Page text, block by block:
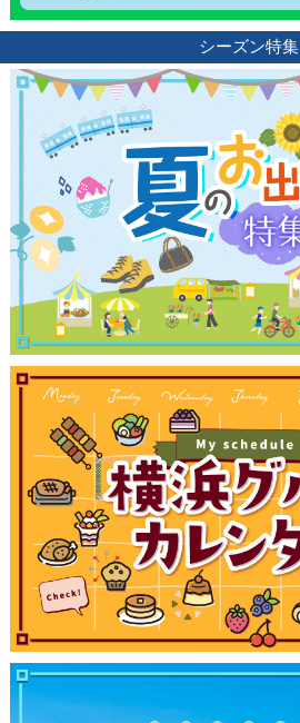
シーズン特集
ブログ記事
サイトについて